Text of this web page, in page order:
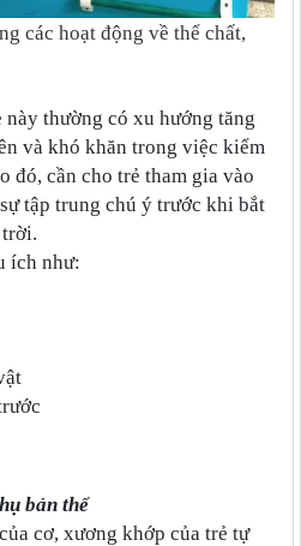
các hoạt động về thể chất,
thường có xu hướng tăng
và khó khăn trong việc kiểm
đó, cần cho trẻ tham gia vào
tập trung chú ý trước khi bắt
trời.
ích như:
bản thể
cơ, xương khớp của trẻ tự